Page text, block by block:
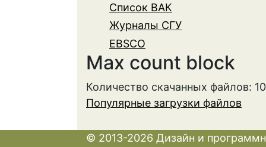
Список ВАК
Журналы СГУ
EBSCO
Max count block
Количество скачанных файлов:
Популярные загрузки файлов
© 2013-2026 Дизайн и